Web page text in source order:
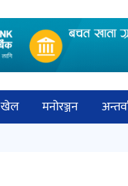
खेल मनोरञ्जन